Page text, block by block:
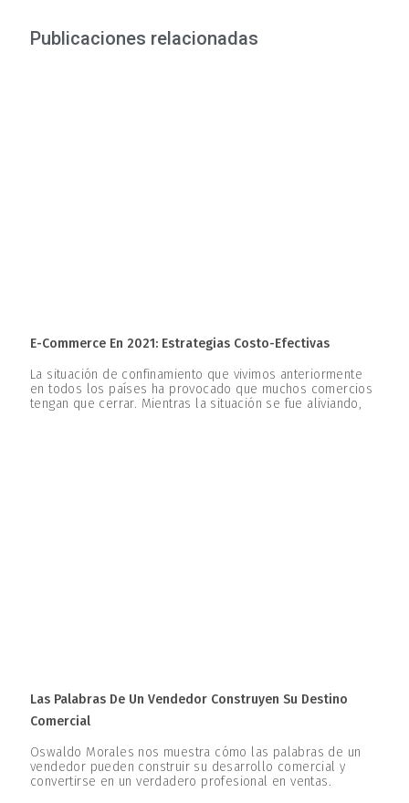
Publicaciones relacionadas
E-Commerce En 2021: Estrategias Costo-Efectivas
La situación de confinamiento que vivimos anteriormente
en todos los países ha provocado que muchos comercios
tengan que cerrar. Mientras la situación se fue aliviando,
Las Palabras De Un Vendedor Construyen Su Destino
Comercial
Oswaldo Morales nos muestra cómo las palabras de un
vendedor pueden construir su desarrollo comercial y
convertirse en un verdadero profesional en ventas.